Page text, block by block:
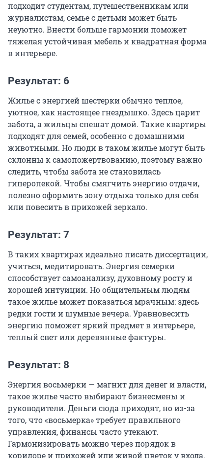
подходит студентам, путешественникам или
журналистам, семье с детьми может быть
неуютно. Внести больше гармонии поможет
тяжелая устойчивая мебель и квадратная форма
в интерьере.
Результат: 6
Жилье с энергией шестерки обычно теплое,
уютное, как настоящее гнездышко. Здесь царит
забота, а жильцы спешат домой. Такие квартиры
подходят для семей, особенно с домашними
животными. Но люди в таком жилье могут быть
склонны к самопожертвованию, поэтому важно
следить, чтобы забота не становилась
гиперопекой. Чтобы смягчить энергию отдачи,
полезно оформить зону отдыха только для себя
или повесить в прихожей зеркало.
Результат: 7
В таких квартирах идеально писать диссертации,
учиться, медитировать. Энергия семерки
способствует самоанализу, духовному росту и
хорошей интуиции. Но общительным людям
такое жилье может показаться мрачным: здесь
редки гости и шумные вечера. Уравновесить
энергию поможет яркий предмет в интерьере,
теплый свет или деревянные фактуры.
Результат: 8
Энергия восьмерки — магнит для денег и власти,
такое жилье часто выбирают бизнесмены и
руководители. Деньги сюда приходят, но из-за
того, что «восьмерка» требует правильного
управления, финансы часто утекают.
Гармонизировать можно через порядок в
коридоре и прихожей или живой цветок у входа.